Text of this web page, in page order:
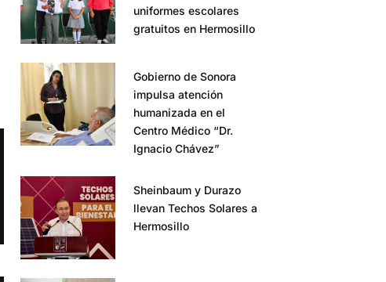
uniformes escolares
gratuitos en Hermosillo
Gobierno de Sonora
impulsa atención
humanizada en el
Centro Médico “Dr.
Ignacio Chávez”
Sheinbaum y Durazo
llevan Techos Solares a
Hermosillo